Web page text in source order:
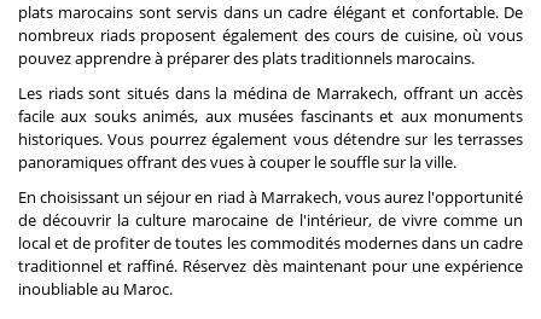
plats marocains sont servis dans un cadre élégant et confortable. De
nombreux riads proposent également des cours de cuisine, où vous
pouvez apprendre à préparer des plats traditionnels marocains.
Les riads sont situés dans la médina de Marrakech, offrant un accès
facile aux souks animés, aux musées fascinants et aux monuments
historiques. Vous pourrez également vous détendre sur les terrasses
panoramiques offrant des vues à couper le souffle sur la ville.
En choisissant un séjour en riad à Marrakech, vous aurez l'opportunité
de découvrir la culture marocaine de l'intérieur, de vivre comme un
local et de profiter de toutes les commodités modernes dans un cadre
traditionnel et raffiné. Réservez dès maintenant pour une expérience
inoubliable au Maroc.